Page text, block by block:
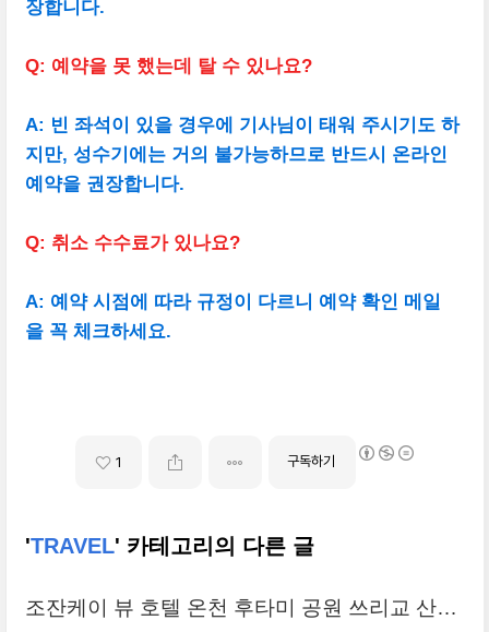
장합니다.
Q: 예약을 못 했는데 탈 수 있나요?
A: 빈 좌석이 있을 경우에 기사님이 태워 주시기도 하
지만, 성수기에는 거의 불가능하므로 반드시 온라인
예약을 권장합니다.
Q: 취소 수수료가 있나요?
A: 예약 시점에 따라 규정이 다르니 예약 확인 메일
을 꼭 체크하세요.
1 구독하기
'TRAVEL' 카테고리의 다른 글
조잔케이 뷰 호텔 온천 후타미 공원 쓰리교 산책